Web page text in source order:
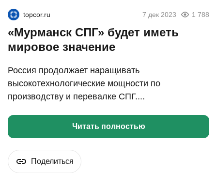
topcor.ru 7 дек 2023 1 788
«Мурманск СПГ» будет иметь
мировое значение
Россия продолжает наращивать
высокотехнологические мощности по
производству и перевалке СПГ....
Читать полностью
Поделиться